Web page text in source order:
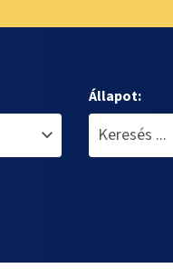
Állapot: